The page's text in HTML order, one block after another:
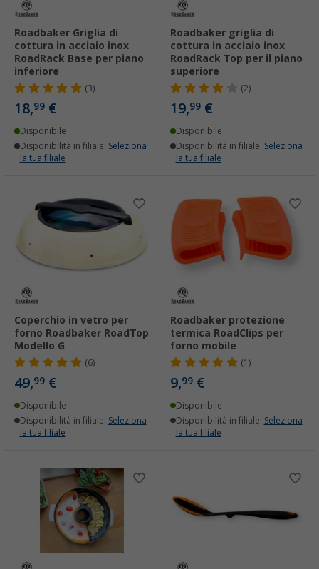
Roadbaker Griglia di
cottura in acciaio inox
RoadRack Base per piano
inferiore
(3)
18,99 €
Disponibile
Disponibilità in filiale: Seleziona
la tua filiale
Roadbaker griglia di
cottura in acciaio inox
RoadRack Top per il piano
superiore
(2)
19,99 €
Disponibile
Disponibilità in filiale: Seleziona
la tua filiale
Coperchio in vetro per
forno Roadbaker RoadTop
Modello G
(6)
49,99 €
Disponibile
Disponibilità in filiale: Seleziona
la tua filiale
Roadbaker protezione
termica RoadClips per
forno mobile
(1)
9,99 €
Disponibile
Disponibilità in filiale: Seleziona
la tua filiale